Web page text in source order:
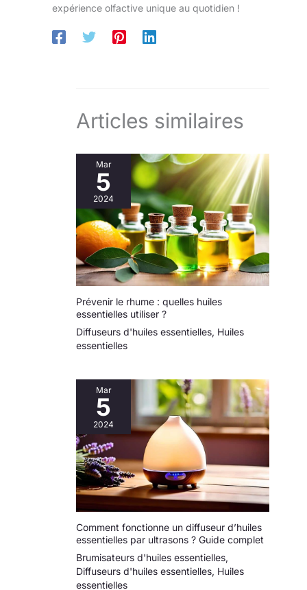
expérience olfactive unique au quotidien !
Articles similaires
Mar
5
2024
Prévenir le rhume : quelles huiles
essentielles utiliser ?
Diffuseurs d'huiles essentielles, Huiles
essentielles
Mar
5
2024
Comment fonctionne un diffuseur d’huiles
essentielles par ultrasons ? Guide complet
Brumisateurs d'huiles essentielles,
Diffuseurs d'huiles essentielles, Huiles
essentielles